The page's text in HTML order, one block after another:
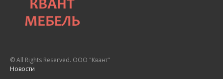
© All Rights Reserved. ООО "Квант"
Новости